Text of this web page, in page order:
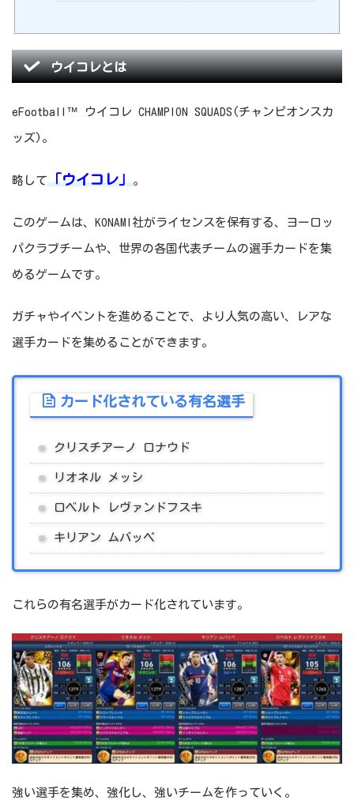
ウイコレとは
eFootball™ ウイコレ CHAMPION SQUADS(チャンピオンスカ
ッズ)。
略して「ウイコレ」。
このゲームは、KONAMI社がライセンスを保有する、ヨーロッ
パクラブチームや、世界の各国代表チームの選手カードを集
めるゲームです。
ガチャやイベントを進めることで、より人気の高い、レアな
選手カードを集めることができます。
カード化されている有名選手
クリスチアーノ ロナウド
リオネル メッシ
ロベルト レヴァンドフスキ
キリアン ムバッペ
これらの有名選手がカード化されています。
強い選手を集め、強化し、強いチームを作っていく。